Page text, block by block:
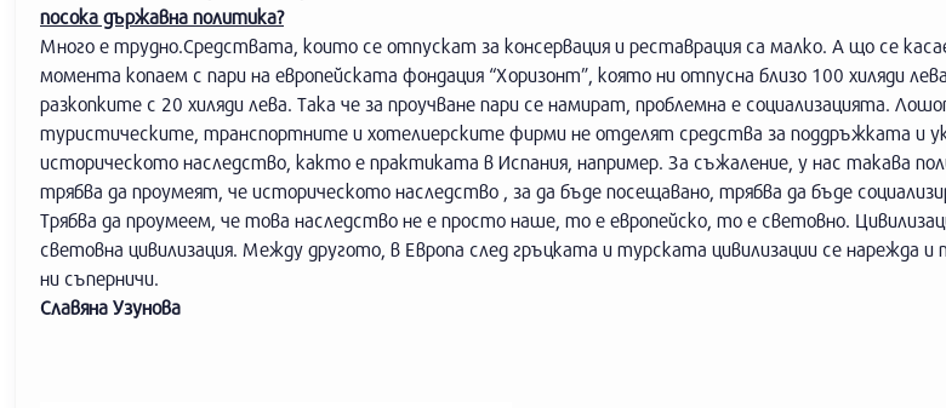
посока държавна политика?
Много е трудно.Средствата, които се отпускат за консервация и реставрация са малко. А що се
момента копаем с пари на европейската фондация “Хоризонт”, която ни отпусна близо 100 хиляди
разкопките с 20 хиляди лева. Така че за проучване пари се намират, проблемна е социализацията.
туристическите, транспортните и хотелиерските фирми не отделят средства за поддръжката и
историческото наследство, както е практиката в Испания, например. За съжаление, у нас такава
трябва да проумеят, че историческото наследство , за да бъде посещавано, трябва да бъде
Трябва да проумеем, че това наследство не е просто наше, то е европейско, то е световно.
световна цивилизация. Между другото, в Европа след гръцката и турската цивилизации се нарежда и
ни съперничи.
Славяна Узунова